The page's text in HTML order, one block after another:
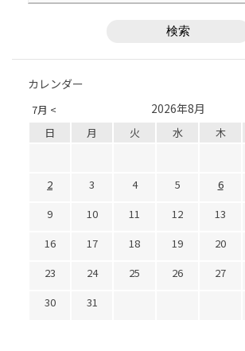
カレンダー
7月 < 2026年8月
日 月 火 水 木
2
3 4 5 6
9
10 11 12 13
16
17 18 19 20
23
24 25 26 27
30
31